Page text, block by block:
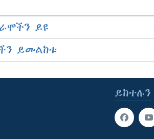
ይዩ
ይመልከቱ
ይከተሉን